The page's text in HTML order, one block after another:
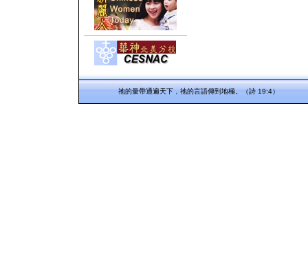
祂的量帶通遍天下，祂的言語傳到地極。（詩 19:4）